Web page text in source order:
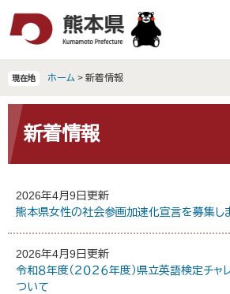
で
ば
現在地 ホーム > 新着情報
文 新着情報
2026年4月9日更新
熊本県女性の社会参画加速化宣言を募集し
2026年4月9日更新
令和８年度（２０２６年度）県立英語検定チ
ついて